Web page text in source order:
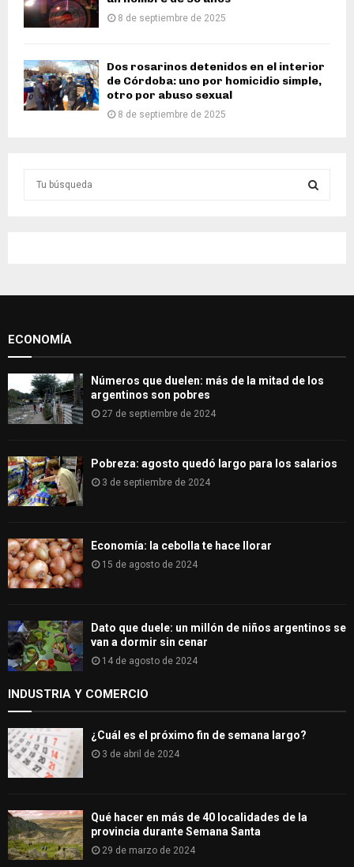
8 de septiembre de 2025
Dos rosarinos detenidos en el interior
de Córdoba: uno por homicidio simple,
otro por abuso sexual
8 de septiembre de 2025
o
H
ECONOMÍA
Números que duelen: más de la mitad de los
argentinos son pobres
27 de septiembre de 2024
Pobreza: agosto quedó largo para los salarios
3 de septiembre de 2024
Economía: la cebolla te hace llorar
15 de agosto de 2024
Dato que duele: un millón de niños argentinos se
van a dormir sin cenar
14 de agosto de 2024
INDUSTRIA Y COMERCIO
¿Cuál es el próximo fin de semana largo?
3 de abril de 2024
Qué hacer en más de 40 localidades de la
provincia durante Semana Santa
29 de marzo de 2024